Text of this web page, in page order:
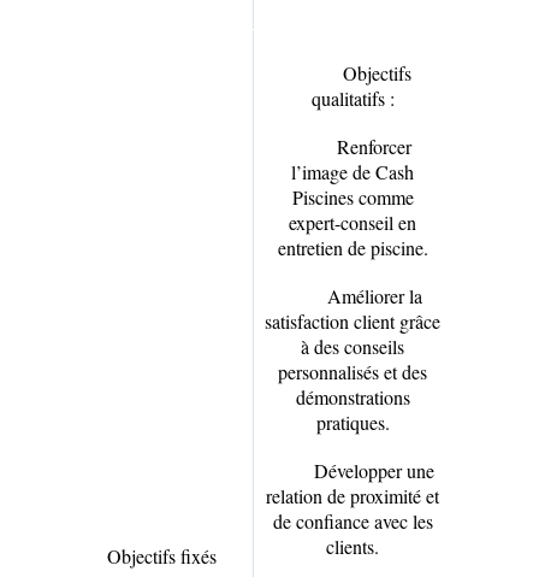
Objectifs fixés
Objectifs
qualitatifs :
Renforcer
l’image de Cash
Piscines comme
expert-conseil en
entretien de piscine.
Améliorer la
satisfaction client grâce
à des conseils
personnalisés et des
démonstrations
pratiques.
Développer une
relation de proximité et
de confiance avec les
clients.